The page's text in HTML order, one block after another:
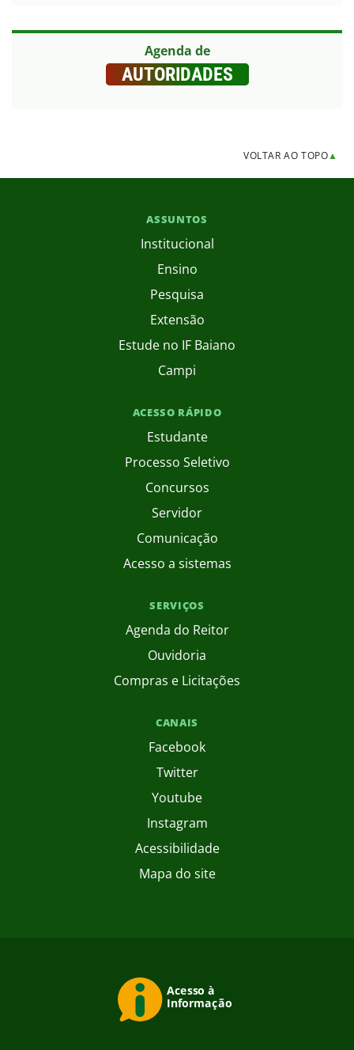
Agenda de
AUTORIDADES
VOLTAR AO TOPO▲
ASSUNTOS
Institucional
Ensino
Pesquisa
Extensão
Estude no IF Baiano
Campi
ACESSO RÁPIDO
Estudante
Processo Seletivo
Concursos
Servidor
Comunicação
Acesso a sistemas
SERVIÇOS
Agenda do Reitor
Ouvidoria
Compras e Licitações
CANAIS
Facebook
Twitter
Youtube
Instagram
Acessibilidade
Mapa do site